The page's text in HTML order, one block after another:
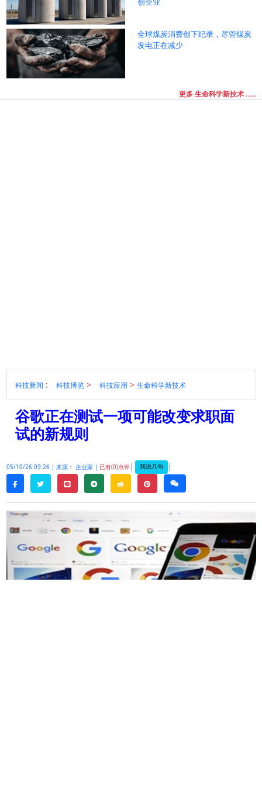
全球煤炭消费创下纪录，尽管煤炭
发电正在减少
更多 生命科学新技术 ......
科技新闻 : 科技博览> 科技应用 > 生命科学新技术
谷歌正在测试一项可能改变求职面
试的新规则
05/10/26 09:26 | 来源： 企业家 | 已有(0)点评| 我说几句 |
facebooktwitterline telegramreddit pinterestweixin